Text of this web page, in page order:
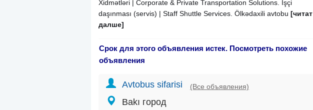
Xidmətləri | Corporate & Private Transportation Solutions. İşçi
daşınması (servis) | Staff Shuttle Services. Ölkədaxili avtobu [читат
далше]
Срок для этого объявления истек. Посмотреть похожие
объявления
Avtobus sifarisi (Все объявления)
Bakı город